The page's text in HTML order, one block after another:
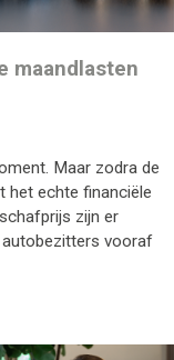
maandlasten
Maar zodra de
het echte financiële
zijn er
autobezitters vooraf